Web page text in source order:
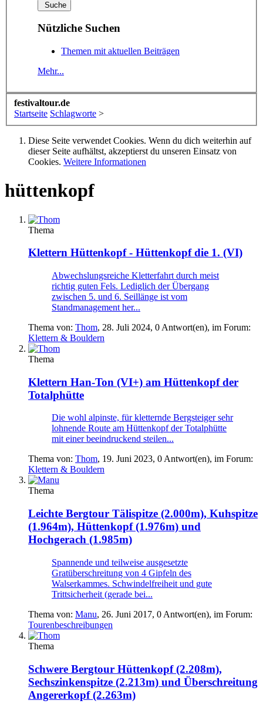
Nützliche Suchen
Themen mit aktuellen Beiträgen
Mehr...
festivaltour.de
Startseite Schlagworte >
Diese Seite verwendet Cookies. Wenn du dich weiterhin auf
dieser Seite aufhältst, akzeptierst du unseren Einsatz von
Cookies. Weitere Informationen
hüttenkopf
Thema
Klettern Hüttenkopf - Hüttenkopf die 1. (VI)
Abwechslungsreiche Kletterfahrt durch meist
richtig guten Fels. Lediglich der Übergang
zwischen 5. und 6. Seillänge ist vom
Standmanagement her...
Thema von: Thom, 28. Juli 2024, 0 Antwort(en), im Forum:
Klettern & Bouldern
Thema
Klettern Han-Ton (VI+) am Hüttenkopf der
Totalphütte
Die wohl alpinste, für kletternde Bergsteiger sehr
lohnende Route am Hüttenkopf der Totalphütte
mit einer beeindruckend steilen...
Thema von: Thom, 19. Juni 2023, 0 Antwort(en), im Forum:
Klettern & Bouldern
Thema
Leichte Bergtour Tälispitze (2.000m), Kuhspitze
(1.964m), Hüttenkopf (1.976m) und
Hochgerach (1.985m)
Spannende und teilweise ausgesetzte
Gratüberschreitung von 4 Gipfeln des
Walserkammes. Schwindelfreiheit und gute
Trittsicherheit (gerade bei...
Thema von: Manu, 26. Juni 2017, 0 Antwort(en), im Forum:
Tourenbeschreibungen
Thema
Schwere Bergtour Hüttenkopf (2.208m),
Sechszinkenspitze (2.213m) und Überschreitung
Angererkopf (2.263m)